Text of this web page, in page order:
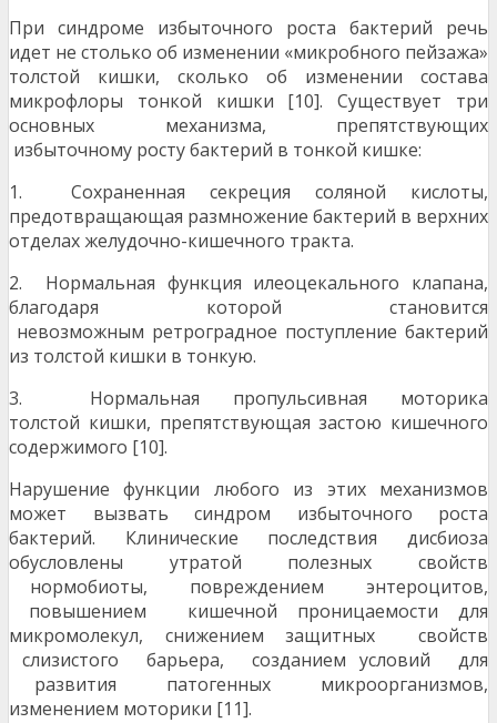
При синдроме избыточного роста бактерий речь
идет не столько об изменении «микробного пейзажа»
толстой кишки, сколько об изменении состава
микрофлоры тонкой кишки [10]. Существует три
основных механизма, препятствующих
избыточному росту бактерий в тонкой кишке:
1. Сохраненная секреция соляной кислоты,
предотвращающая размножение бактерий в верхних
отделах желудочно-кишечного тракта.
2. Нормальная функция илеоцекального клапана,
благодаря которой становится
невозможным ретроградное поступление бактерий
из толстой кишки в тонкую.
3. Нормальная пропульсивная моторика
толстой кишки, препятствующая застою кишечного
содержимого [10].
Нарушение функции любого из этих механизмов
может вызвать синдром избыточного роста
бактерий. Клинические последствия дисбиоза
обусловлены утратой полезных свойств
нормобиоты, повреждением энтероцитов,
повышением кишечной проницаемости для
микромолекул, снижением защитных свойств
слизистого барьера, созданием условий для
развития патогенных микроорганизмов,
изменением моторики [11].